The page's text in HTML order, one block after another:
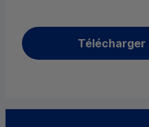
Télécharger